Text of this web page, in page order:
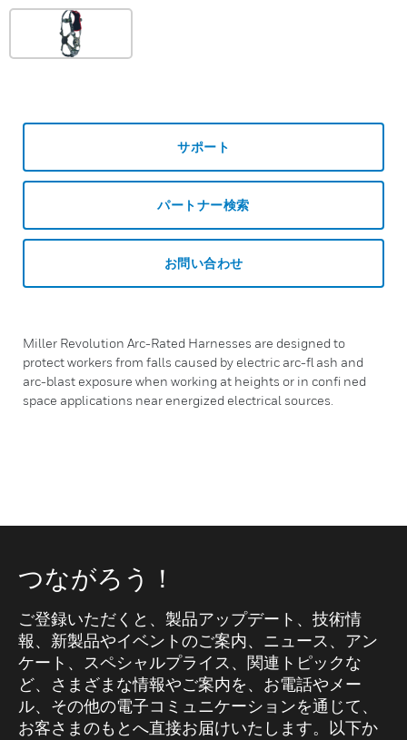
サポート
パートナー検索
お問い合わせ
Miller Revolution Arc-Rated Harnesses are designed to
protect workers from falls caused by electric arc-ﬂ ash and
arc-blast exposure when working at heights or in conﬁ ned
space applications near energized electrical sources.
つながろう！
ご登録いただくと、製品アップデート、技術情
報、新製品やイベントのご案内、ニュース、アン
ケート、スペシャルプライス、関連トピックな
ど、さまざまな情報やご案内を、お電話やメー
ル、その他の電子コミュニケーションを通じて、
お客さまのもとへ直接お届けいたします。以下か